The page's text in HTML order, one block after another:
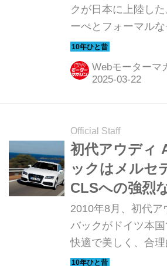
クが日本に上陸し
ーぺとフォーマル
高いアバント（ステ
の要素を兼ね備えた
の5ドアハッチバッ
ラスでどう受け入れ
目を集める中での
Motor Magazineで
独自取材を行って
その時の模様を振
（以下の試乗記は、
2011年7月号より）
Webモーターマ
Official Staff
初代アウディ
ックはメルセ
CLSへの強烈
パンチだった
の新車】
2010年8月、初代ア
バックがドイツ本国
快適で美しく、合
てスポーティな新し